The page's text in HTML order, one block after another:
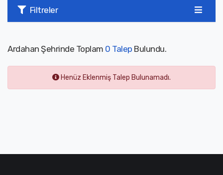
Filtreler
Ardahan Şehrinde Toplam 0 Talep Bulundu.
Henüz Eklenmiş Talep Bulunamadı.